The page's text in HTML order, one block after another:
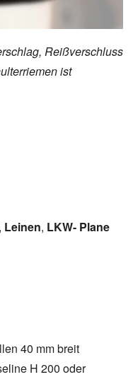
Reißverschluss
ist
, Leinen, LKW- Plane
40 mm breit
H 200 oder